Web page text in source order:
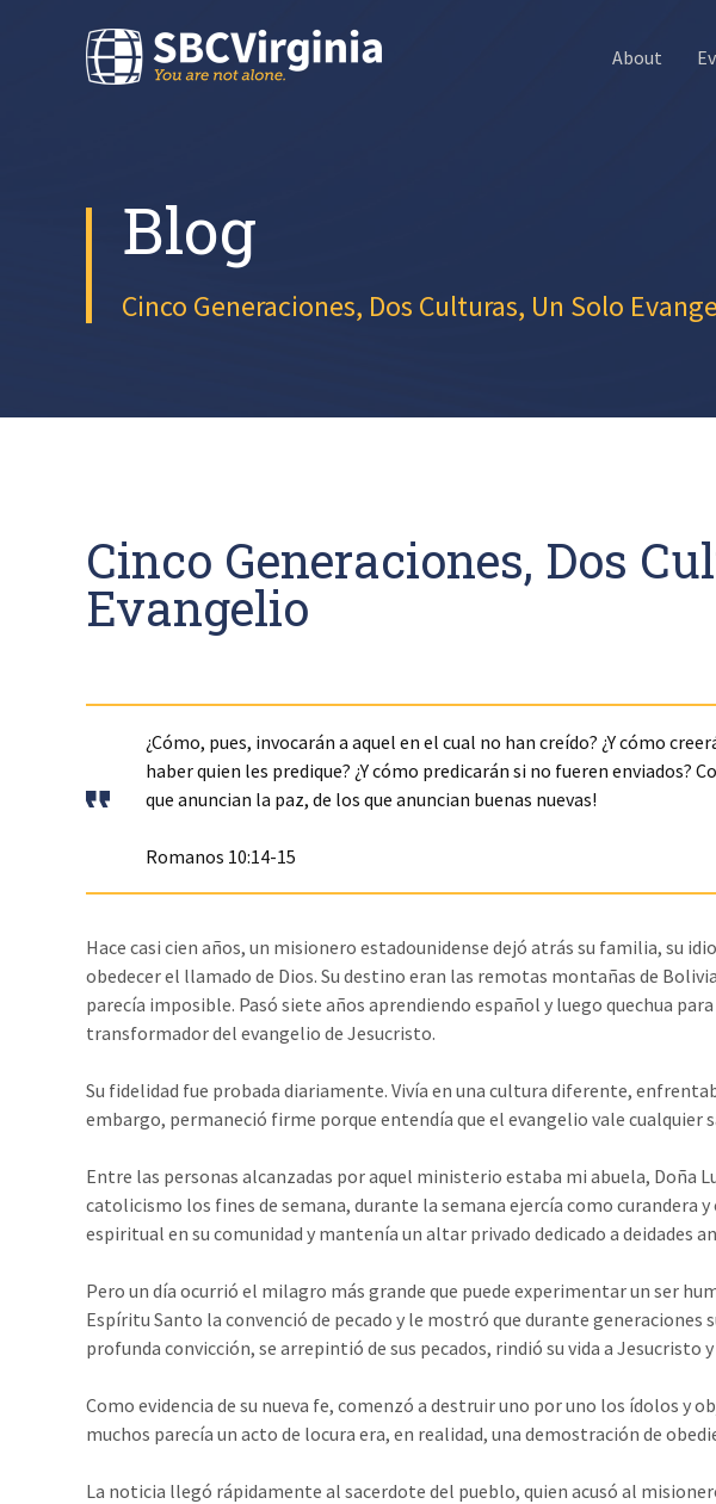
About
Blog
Cinco Generaciones, Dos Culturas, Un Solo
Cinco Generaciones, Dos
Evangelio
¿Cómo, pues, invocarán a aquel en el cual no han creído? ¿Y cómo
haber quien les predique? ¿Y cómo predicarán si no fueren enviados?
que anuncian la paz, de los que anuncian buenas nuevas!
Romanos 10:14-15
Hace casi cien años, un misionero estadounidense dejó atrás su familia, su
obedecer el llamado de Dios. Su destino eran las remotas montañas de
parecía imposible. Pasó siete años aprendiendo español y luego quechua
transformador del evangelio de Jesucristo.
Su fidelidad fue probada diariamente. Vivía en una cultura diferente,
embargo, permaneció firme porque entendía que el evangelio vale cualquier
Entre las personas alcanzadas por aquel ministerio estaba mi abuela, Doña
catolicismo los fines de semana, durante la semana ejercía como curandera
espiritual en su comunidad y mantenía un altar privado dedicado a deidades
Pero un día ocurrió el milagro más grande que puede experimentar un ser
Espíritu Santo la convenció de pecado y le mostró que durante generaciones
profunda convicción, se arrepintió de sus pecados, rindió su vida a Jesucristo
Como evidencia de su nueva fe, comenzó a destruir uno por uno los ídolos y
muchos parecía un acto de locura era, en realidad, una demostración de
La noticia llegó rápidamente al sacerdote del pueblo, quien acusó al